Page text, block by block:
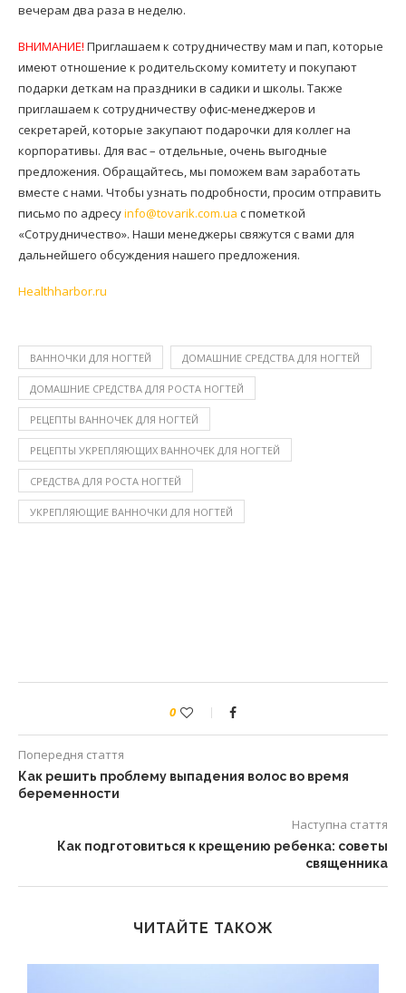
вечерам два раза в неделю.
ВНИМАНИЕ! Приглашаем к сотрудничеству мам и пап, которые
имеют отношение к родительскому комитету и покупают
подарки деткам на праздники в садики и школы. Также
приглашаем к сотрудничеству офис-менеджеров и
секретарей, которые закупают подарочки для коллег на
корпоративы. Для вас – отдельные, очень выгодные
предложения. Обращайтесь, мы поможем вам заработать
вместе с нами. Чтобы узнать подробности, просим отправить
письмо по адресуinfo@tovarik.com.ua с пометкой
«Сотрудничество». Наши менеджеры свяжутся с вами для
дальнейшего обсуждения нашего предложения.
Нealthharbor.ru
ВАННОЧКИ ДЛЯ НОГТЕЙ ДОМАШНИЕ СРЕДСТВА ДЛЯ НОГТЕЙ
ДОМАШНИЕ СРЕДСТВА ДЛЯ РОСТА НОГТЕЙ
РЕЦЕПТЫ ВАННОЧЕК ДЛЯ НОГТЕЙ
РЕЦЕПТЫ УКРЕПЛЯЮЩИХ ВАННОЧЕК ДЛЯ НОГТЕЙ
СРЕДСТВА ДЛЯ РОСТА НОГТЕЙ
УКРЕПЛЯЮЩИЕ ВАННОЧКИ ДЛЯ НОГТЕЙ
0
Попередня стаття
Как решить проблему выпадения волос во время
беременности
Наступна стаття
Как подготовиться к крещению ребенка: советы
священника
ЧИТАЙТЕ ТАКОЖ